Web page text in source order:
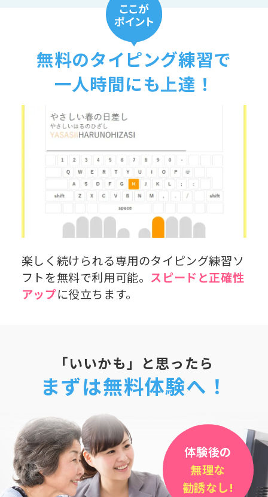
無料のタイピング練習で
一人時間にも上達！
楽しく続けられる専用のタイピング練習ソ
フトを無料で利用可能。 スピードと正確性
アップに役立ちます。
「いいかも」と思ったら
まずは無料体験へ！
体験後の
無理な
勧誘なし!